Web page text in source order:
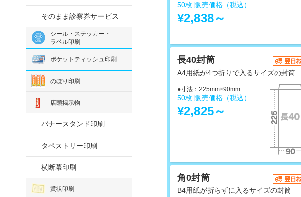
50枚 販売価格（税込）
¥2,838～
長40封筒
A4用紙が4つ折りで入るサイズの封筒
●寸法：225mm×90mm
50枚 販売価格（税込）
¥2,825～
角0封筒
B4用紙が折らずに入るサイズの封筒
そのまま診察券サービス
シール・ステッカー・
ラベル印刷
ポケットティッシュ印刷
のぼり印刷
店頭掲示物
バナースタンド印刷
タペストリー印刷
横断幕印刷
賞状印刷